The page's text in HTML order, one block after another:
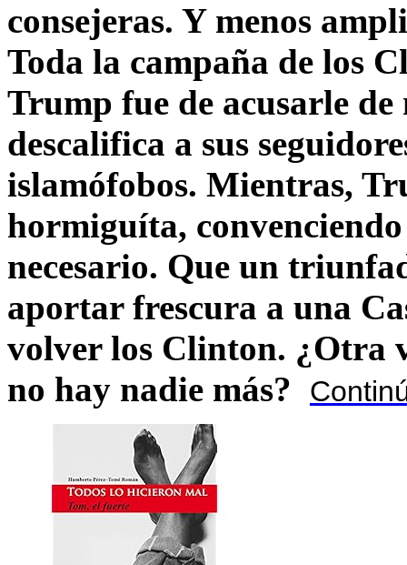
consejeras. Y menos
Toda la campaña de los
Trump fue de acusarle
descalifica a sus
islamófobos. Mientras,
hormiguíta,
necesario. Que un
aportar frescura a una
volver los Clinton. ¿Otra
no hay nadie más?